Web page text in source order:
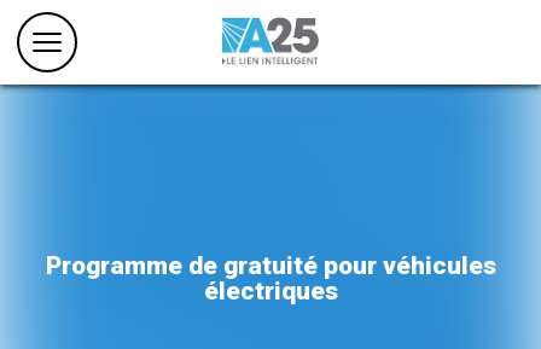
Programme de gratuité pour véhicules
électriques